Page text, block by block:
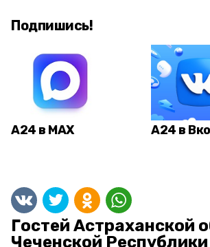
Подпишись!
А24 в MAX А24 в
Гостей Астраханской
Чеченской